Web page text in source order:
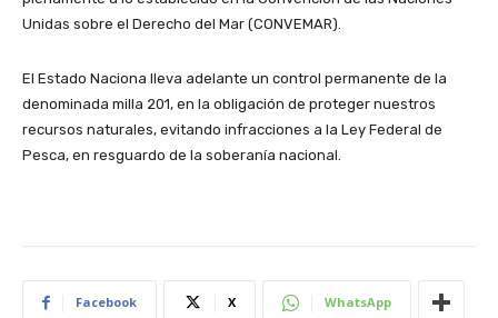
Unidas sobre el Derecho del Mar (CONVEMAR).
El Estado Naciona lleva adelante un control permanente de la
denominada milla 201, en la obligación de proteger nuestros
recursos naturales, evitando infracciones a la Ley Federal de
Pesca, en resguardo de la soberanía nacional.
Facebook X WhatsApp